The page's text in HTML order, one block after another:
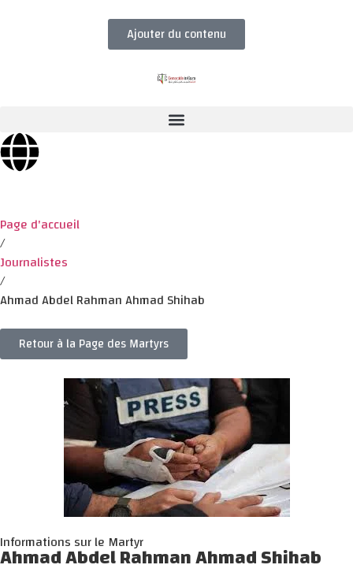
Ajouter du contenu
Page d'accueil
/
Journalistes
/
Ahmad Abdel Rahman Ahmad Shihab
Retour à la Page des Martyrs
Informations sur le Martyr
Ahmad Abdel Rahman Ahmad Shihab